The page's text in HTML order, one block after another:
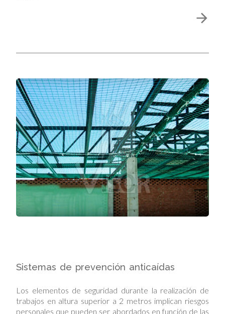
Sistemas de prevención anticaídas
Los elementos de seguridad durante la realización de
trabajos en altura superior a 2 metros implican riesgos
personales que pueden ser abordados en función de las